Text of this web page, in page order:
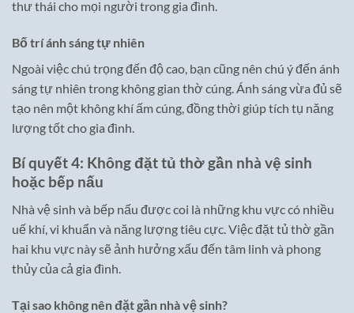
thư thái cho mọi người trong gia đình.
Bố trí ánh sáng tự nhiên
Ngoài việc chú trọng đến độ cao, bạn cũng nên chú ý đến ánh
sáng tự nhiên trong không gian thờ cúng. Ánh sáng vừa đủ sẽ
tạo nên một không khí ấm cúng, đồng thời giúp tích tụ năng
lượng tốt cho gia đình.
Bí quyết 4: Không đặt tủ thờ gần nhà vệ sinh
hoặc bếp nấu
Nhà vệ sinh và bếp nấu được coi là những khu vực có nhiều
uế khí, vi khuẩn và năng lượng tiêu cực. Việc đặt tủ thờ gần
hai khu vực này sẽ ảnh hưởng xấu đến tâm linh và phong
thủy của cả gia đình.
Tại sao không nên đặt gần nhà vệ sinh?